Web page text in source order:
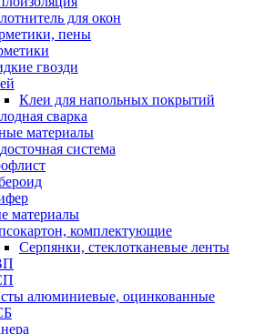
для окон
пены
гвозди
Клеи для напольных покрытий
сварка
материалы
система
материалы
комплектующие
Серпянки, стеклотканевые ленты
алюминиевые, оцинкованные